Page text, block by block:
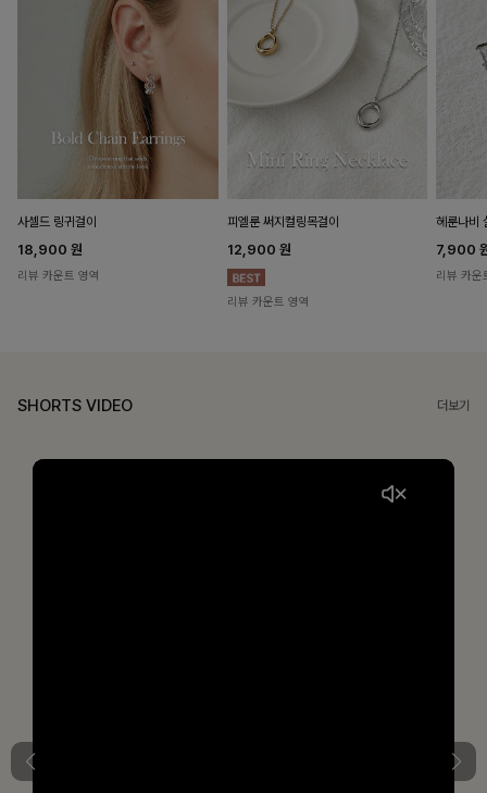
사셀드 링귀걸이
18,900 원
리뷰 카운트 영역
피엘룬 써지컬링목걸이
12,900 원
리뷰 카운트 영역
헤룬나비
7,900
리뷰 카운
SHORTS VIDEO 더보기